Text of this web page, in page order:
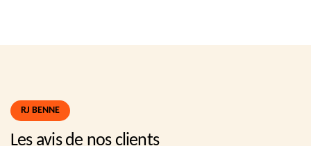
RJ BENNE
Les avis de nos clients